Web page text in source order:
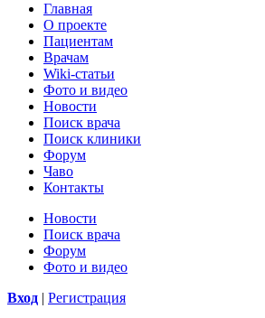
Главная
О проекте
Пациентам
Врачам
Wiki-статьи
Фото и видео
Новости
Поиск врача
Поиск клиники
Форум
Чаво
Контакты
Новости
Поиск врача
Форум
Фото и видео
Вход | Регистрация